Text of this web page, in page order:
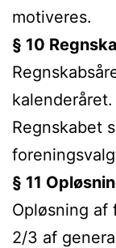
motiveres.
§ 10
kalenderåret.
Regnskabet
§ 11
Opløsning
2/3 af